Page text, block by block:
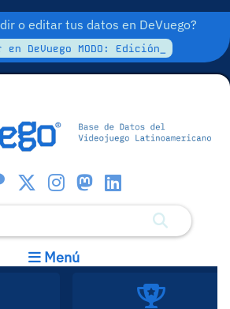
o editar tus datos en DeVuego?
DeVuego MODO: Edición_
Menú